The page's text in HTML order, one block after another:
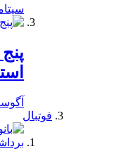
سپتامبر
آگوست
فوتبال